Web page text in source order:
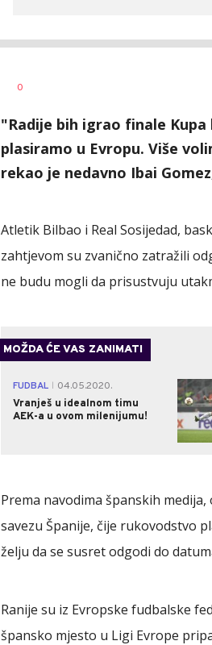
AUTOR
0
"Radije bih igrao finale
plasiramo u Evropu. Više
rekao je nedavno Ibai
Atletik Bilbao i Real Sosijedad,
zahtjevom su zvanično zatražili
ne budu mogli da prisustvuju
MOŽDA ĆE VAS ZANIMATI
FUDBAL
04.05.2020.
Vranješ u idealnom timu
AEK-a u ovom milenijumu!
Prema navodima španskih
savezu Španije, čije rukovodstvo
želju da se susret odgodi do
Ranije su iz Evropske fudbalske
špansko mjesto u Ligi Evrope